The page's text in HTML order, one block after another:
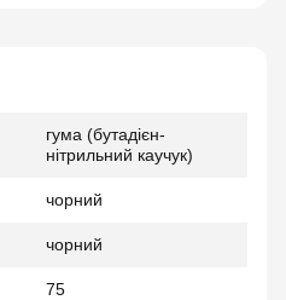
гума (бутадієн-
нітрильний каучук)
чорний
чорний
75